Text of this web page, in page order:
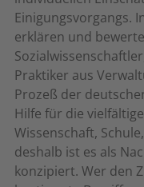
Einigungsvorgangs.
erklären und
Praktiker aus
Prozeß der
Hilfe für die
Wissenschaft,
deshalb ist es als
konzipiert. Wer den